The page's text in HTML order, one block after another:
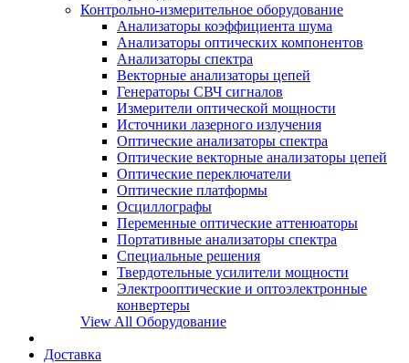
Контрольно-измерительное оборудование
Анализаторы коэффициента шума
Анализаторы оптических компонентов
Анализаторы спектра
Векторные анализаторы цепей
Генераторы СВЧ сигналов
Измерители оптической мощности
Источники лазерного излучения
Оптические анализаторы спектра
Оптические векторные анализаторы цепей
Оптические переключатели
Оптические платформы
Осциллографы
Переменные оптические аттенюаторы
Портативные анализаторы спектра
Специальные решения
Твердотельные усилители мощности
Электрооптические и оптоэлектронные
конвертеры
View All Оборудование
Доставка